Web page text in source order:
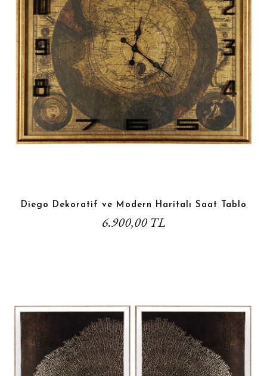
Diego Dekoratif ve Modern Haritalı Saat Tablo
6.900,00 TL